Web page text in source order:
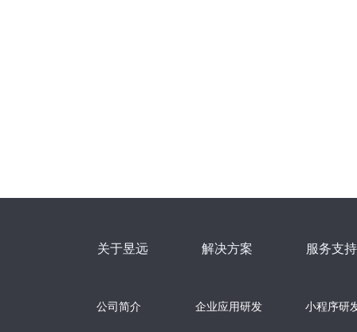
关于昱远
公司简介
解决方案
企业应用研发
服务支持
小程序研